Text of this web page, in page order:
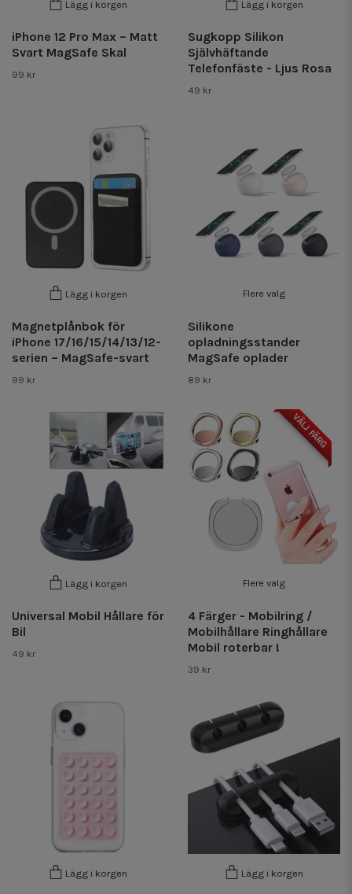
Lägg i korgen
iPhone 12 Pro Max – Matt
Svart MagSafe Skal
99 kr
Lägg i korgen
Sugkopp Silikon
Självhäftande
Telefonfäste - Ljus Rosa
49 kr
Lägg i korgen
Magnetplånbok för
iPhone 17/16/15/14/13/12-
serien – MagSafe-svart
99 kr
Flere valg
Silikone
opladningsstander
MagSafe oplader
89 kr
Lägg i korgen
Universal Mobil Hållare för
Bil
49 kr
VÄLJ FÄRG
Flere valg
4 Färger - Mobilring /
Mobilhållare Ringhållare
Mobil roterbar !
39 kr
Lägg i korgen Lägg i korgen